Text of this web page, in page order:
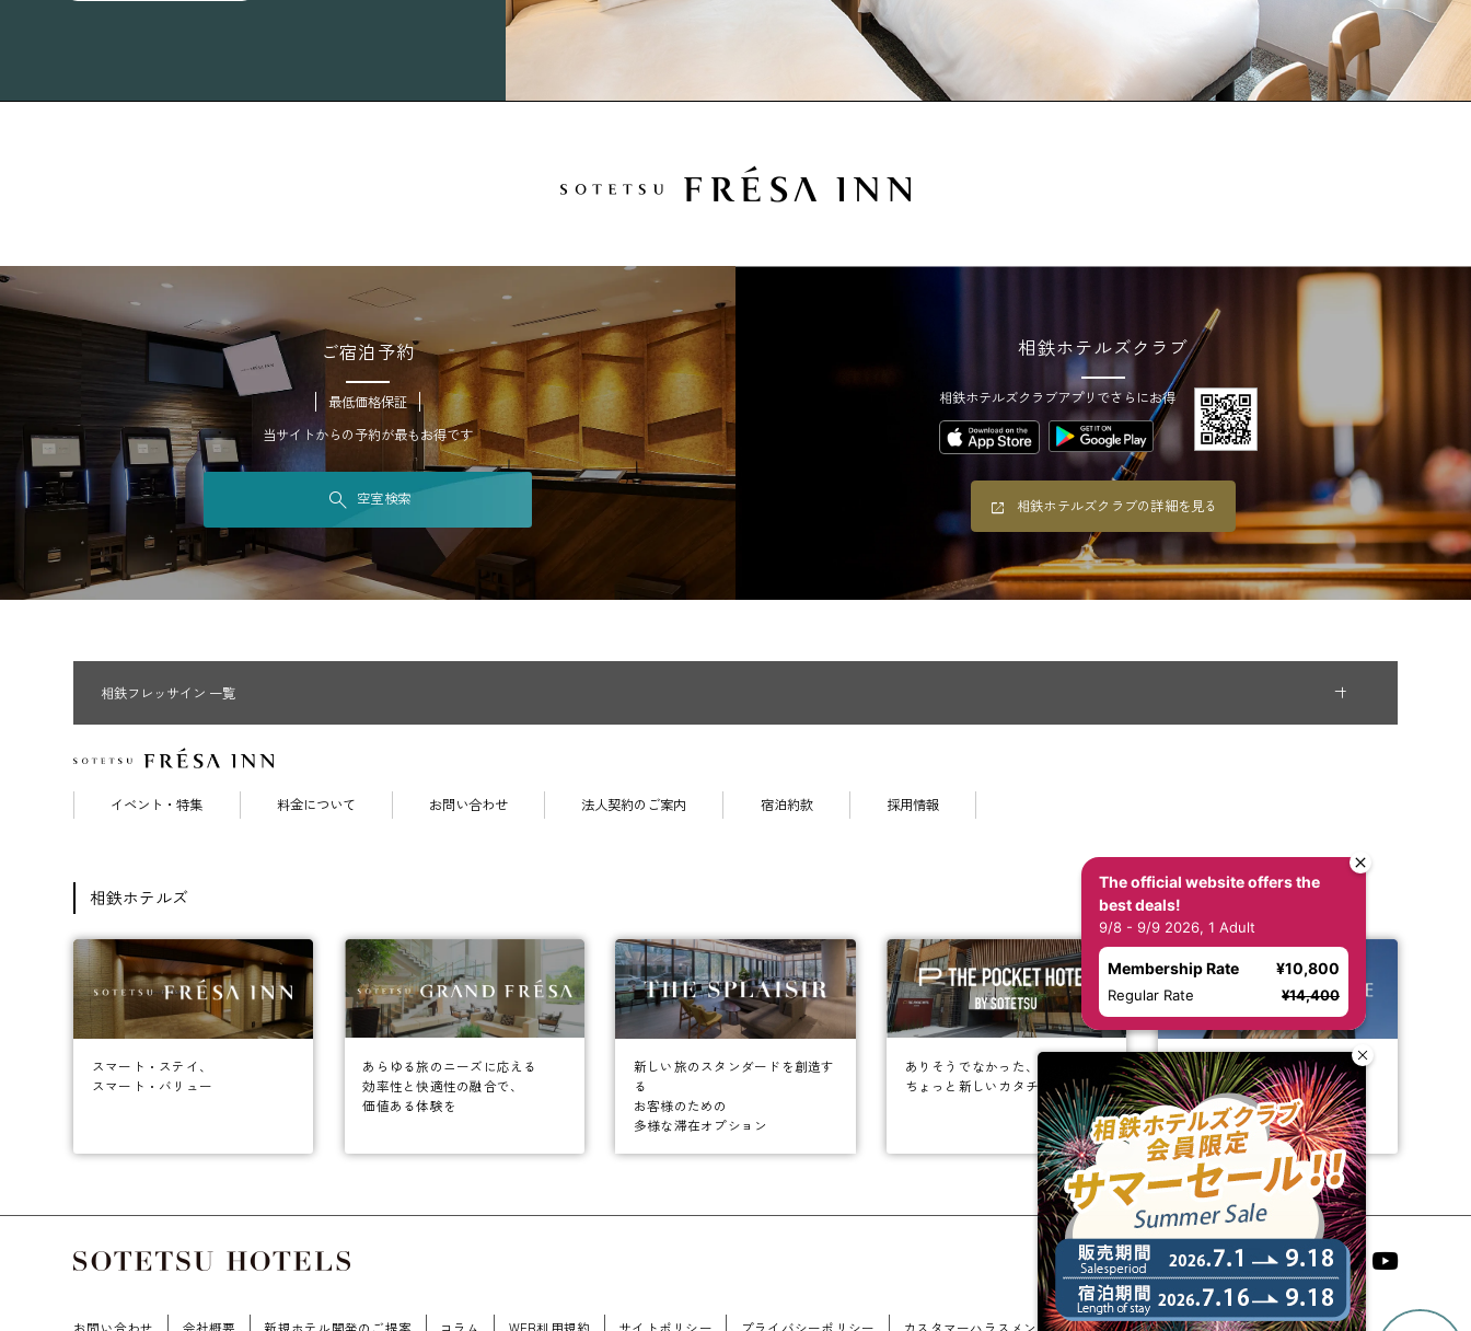
ご宿泊予約
最低価格保証
当サイトからの予約が最もお得です
空室検索
相鉄ホテルズクラブ
相鉄ホテルズクラブアプリでさらにお得
相鉄ホテルズクラブの詳細を見る
相鉄フレッサイン 一覧
イベント・特集 料金について お問い合わせ 法人契約のご案内 宿泊約款 採用情報
相鉄ホテルズ
スマート・ステイ、
スマート・バリュー
あらゆる旅のニーズに応える
効率性と快適性の融合で、
価値ある体験を
新しい旅のスタンダードを創造す
る
お客様のための
多様な滞在オプション
ありそうでなかった、
ちょっと新しいカタチ。
ビジネスからレジャーまで、
幅広く選ばれるホテルへ。
相鉄ホテルズ 公式SNS
The official website offers the
best deals!
9/8 - 9/9 2026, 1 Adult
Membership Rate ¥10,800
Regular Rate ¥14,400